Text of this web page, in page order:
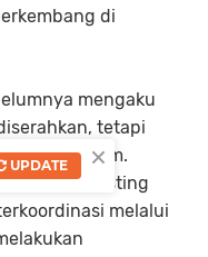
di
mengaku
tetapi
dalam sistem.
proses posting
melalui
×
UPDATE